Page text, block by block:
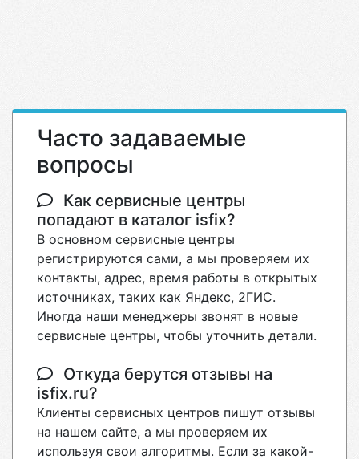
Часто задаваемые
вопросы
Как сервисные центры
попадают в каталог isfix?
В основном сервисные центры
регистрируются сами, а мы проверяем их
контакты, адрес, время работы в открытых
источниках, таких как Яндекс, 2ГИС.
Иногда наши менеджеры звонят в новые
сервисные центры, чтобы уточнить детали.
Откуда берутся отзывы на
isfix.ru?
Клиенты сервисных центров пишут отзывы
на нашем сайте, а мы проверяем их
используя свои алгоритмы. Если за какой-